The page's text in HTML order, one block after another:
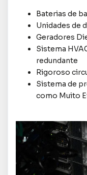
Baterias de
Unidades de
Geradores
Sistema
redundante
Rigoroso
Sistema de
como Muito